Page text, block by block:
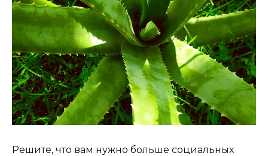
Решите, что вам нужно больше социальных